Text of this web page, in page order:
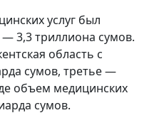
услуг был
3,3 триллиона сумов.
область с
сумов, третье —
объем медицинских
сумов.